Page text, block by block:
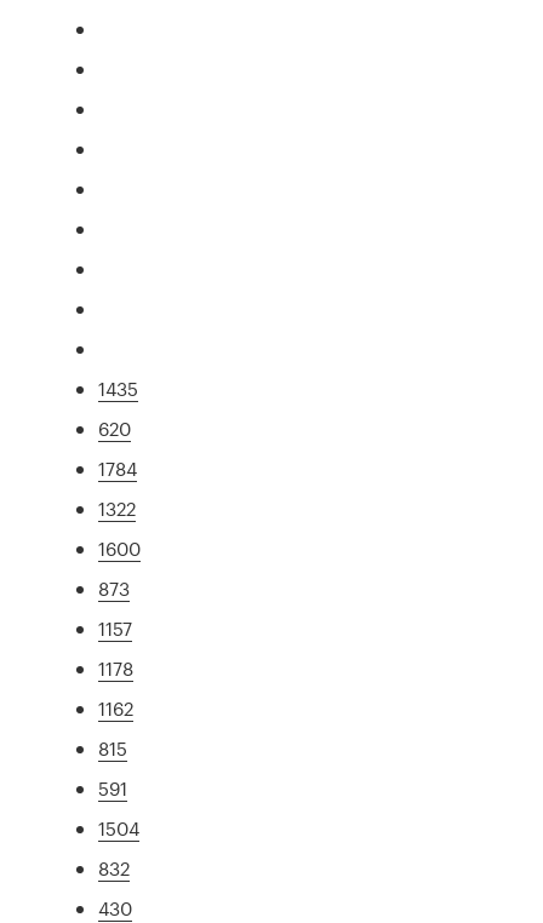
1435
620
1784
1322
1600
873
1157
1178
1162
815
591
1504
832
430